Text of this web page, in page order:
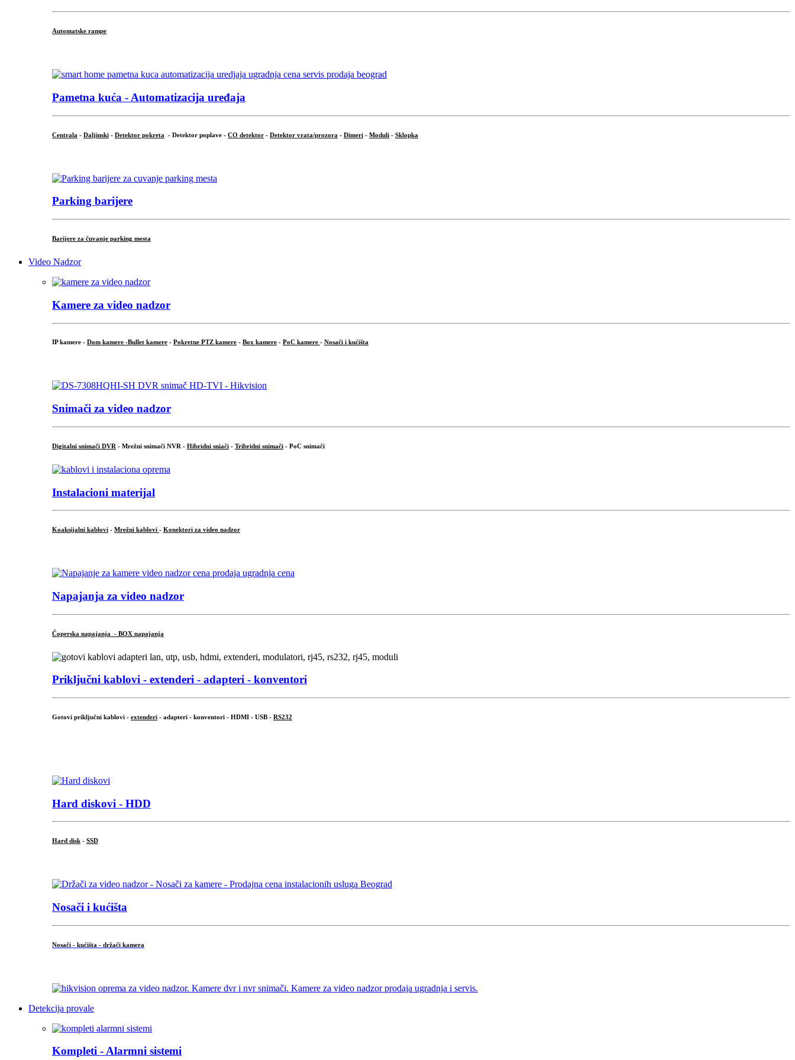
Automatske rampe
Pametna kuća - Automatizacija uređaja
Centrala - Daljinski - Detektor pokreta - Detektor poplave - CO detektor - Detektor vrata/prozora - Dimeri - Moduli - Sklopka
Parking barijere
Barijere za čuvanje parking mesta
Video Nadzor
Kamere za video nadzor
IP kamere - Dom kamere -Bullet kamere - Pokretne PTZ kamere - Box kamere - PoC kamere - Nosači i kućišta
Snimači za video nadzor
Digitalni snimači DVR - Mrežni snimači NVR - Hibridni sniači - Tribridni snimači - PoC snimači
Instalacioni materijal
Koaksijalni kablovi - Mrežni kablovi - Konektori za video nadzor
Napajanja za video nadzor
Čoperska napajanja - BOX napajanja
Priključni kablovi - extenderi - adapteri - konventori
Gotovi priključni kablovi - extenderi - adapteri - konventori - HDMI - USB - RS232
Hard diskovi - HDD
Hard disk - SSD
Nosači i kućišta
Nosači - kućišta - držači kamera
Detekcija provale
Kompleti - Alarmni sistemi